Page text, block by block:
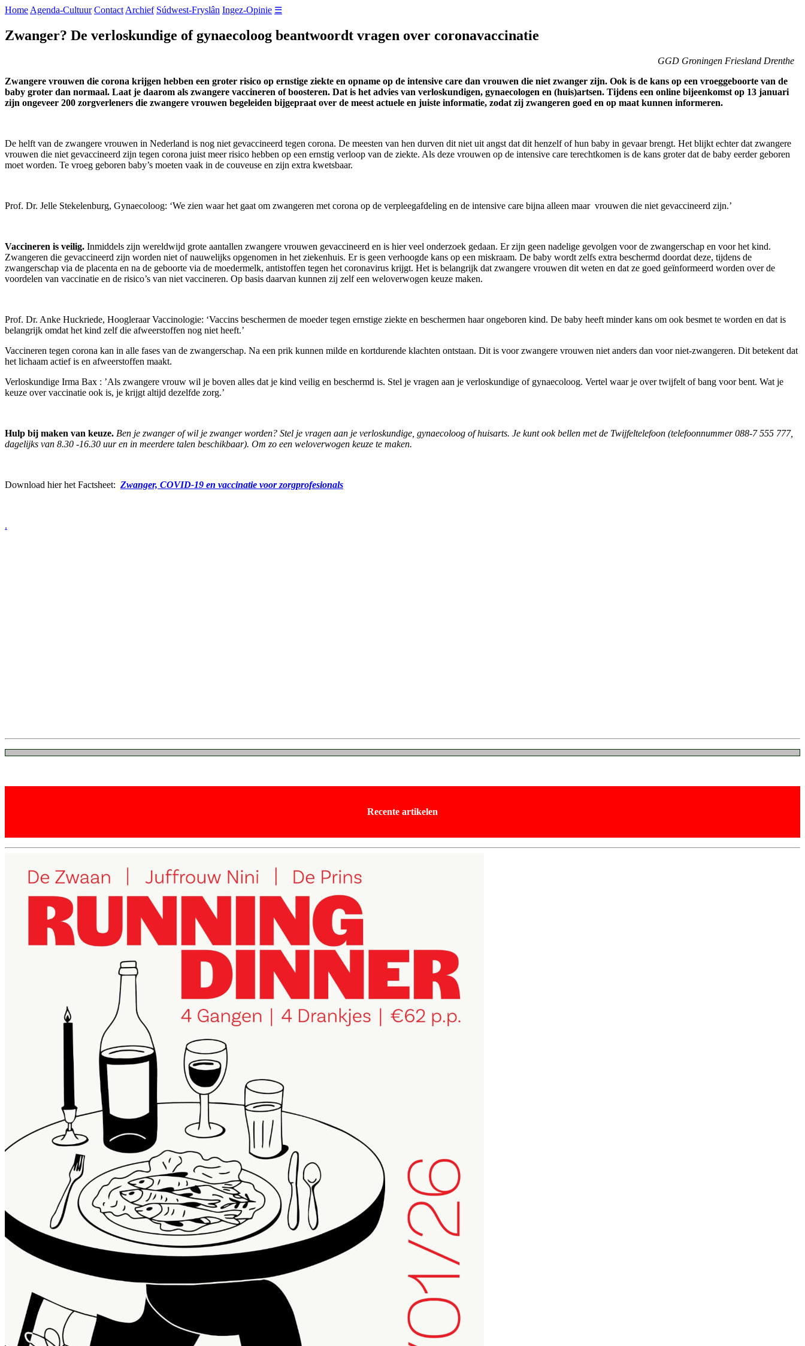
Home Agenda-Cultuur Contact Archief Súdwest-Fryslân Ingez-Opinie ☰
Zwanger? De verloskundige of gynaecoloog beantwoordt vragen over coronavaccinatie
GGD Groningen Friesland Drenthe
Zwangere vrouwen die corona krijgen hebben een groter risico op ernstige ziekte en opname op de intensive care dan vrouwen die niet zwanger zijn. Ook is de kans op een vroeggeboorte van de
baby groter dan normaal. Laat je daarom als zwangere vaccineren of boosteren. Dat is het advies van verloskundigen, gynaecologen en (huis)artsen. Tijdens een online bijeenkomst op 13 januari
zijn ongeveer 200 zorgverleners die zwangere vrouwen begeleiden bijgepraat over de meest actuele en juiste informatie, zodat zij zwangeren goed en op maat kunnen informeren.
De helft van de zwangere vrouwen in Nederland is nog niet gevaccineerd tegen corona. De meesten van hen durven dit niet uit angst dat dit henzelf of hun baby in gevaar brengt. Het blijkt echter dat zwangere
vrouwen die niet gevaccineerd zijn tegen corona juist meer risico hebben op een ernstig verloop van de ziekte. Als deze vrouwen op de intensive care terechtkomen is de kans groter dat de baby eerder geboren
moet worden. Te vroeg geboren baby’s moeten vaak in de couveuse en zijn extra kwetsbaar.
Prof. Dr. Jelle Stekelenburg, Gynaecoloog: ‘We zien waar het gaat om zwangeren met corona op de verpleegafdeling en de intensive care bijna alleen maar vrouwen die niet gevaccineerd zijn.’
Vaccineren is veilig. Inmiddels zijn wereldwijd grote aantallen zwangere vrouwen gevaccineerd en is hier veel onderzoek gedaan. Er zijn geen nadelige gevolgen voor de zwangerschap en voor het kind.
Zwangeren die gevaccineerd zijn worden niet of nauwelijks opgenomen in het ziekenhuis. Er is geen verhoogde kans op een miskraam. De baby wordt zelfs extra beschermd doordat deze, tijdens de
zwangerschap via de placenta en na de geboorte via de moedermelk, antistoffen tegen het coronavirus krijgt. Het is belangrijk dat zwangere vrouwen dit weten en dat ze goed geïnformeerd worden over de
voordelen van vaccinatie en de risico’s van niet vaccineren. Op basis daarvan kunnen zij zelf een weloverwogen keuze maken.
Prof. Dr. Anke Huckriede, Hoogleraar Vaccinologie: ‘Vaccins beschermen de moeder tegen ernstige ziekte en beschermen haar ongeboren kind. De baby heeft minder kans om ook besmet te worden en dat is
belangrijk omdat het kind zelf die afweerstoffen nog niet heeft.’
Vaccineren tegen corona kan in alle fases van de zwangerschap. Na een prik kunnen milde en kortdurende klachten ontstaan. Dit is voor zwangere vrouwen niet anders dan voor niet-zwangeren. Dit betekent dat
het lichaam actief is en afweerstoffen maakt.
Verloskundige Irma Bax : ’Als zwangere vrouw wil je boven alles dat je kind veilig en beschermd is. Stel je vragen aan je verloskundige of gynaecoloog. Vertel waar je over twijfelt of bang voor bent. Wat je
keuze over vaccinatie ook is, je krijgt altijd dezelfde zorg.’
Hulp bij maken van keuze. Ben je zwanger of wil je zwanger worden? Stel je vragen aan je verloskundige, gynaecoloog of huisarts. Je kunt ook bellen met de Twijfeltelefoon (telefoonnummer 088-7 555 777,
dagelijks van 8.30 -16.30 uur en in meerdere talen beschikbaar). Om zo een weloverwogen keuze te maken.
Download hier het Factsheet: Zwanger, COVID-19 en vaccinatie voor zorgprofesionals
.
Recente artikelen